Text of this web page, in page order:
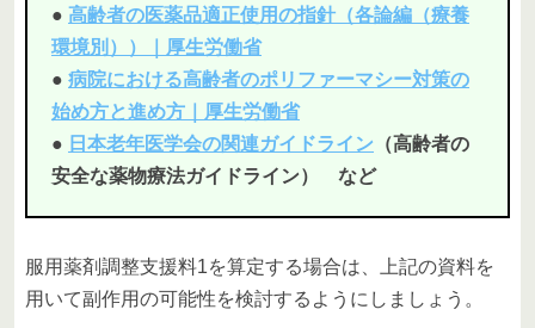
● 高齢者の医薬品適正使用の指針（各論編（療養
環境別））｜厚生労働省
● 病院における高齢者のポリファーマシー対策の
始め方と進め方｜厚生労働省
● 日本老年医学会の関連ガイドライン （高齢者の
安全な薬物療法ガイドライン） など
服用薬剤調整支援料1を算定する場合は、上記の資料を
用いて副作用の可能性を検討するようにしましょう。